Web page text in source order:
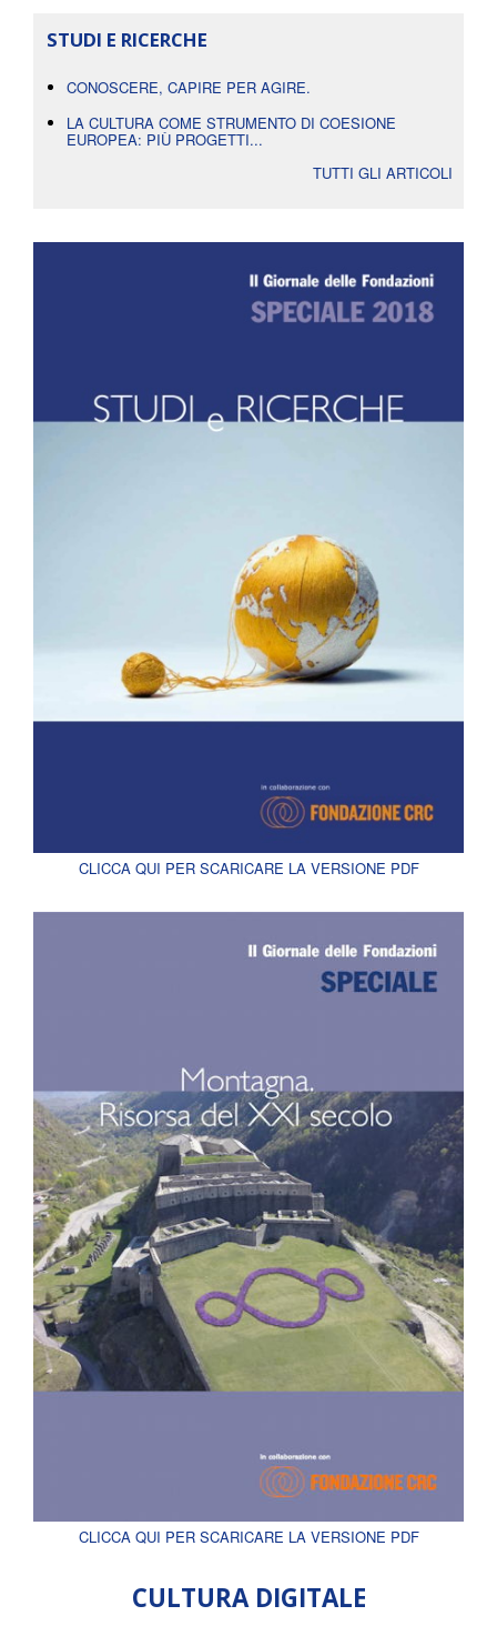
STUDI E RICERCHE
CONOSCERE, CAPIRE PER AGIRE.
LA CULTURA COME STRUMENTO DI COESIONE
EUROPEA: PIÙ PROGETTI...
TUTTI GLI ARTICOLI
CLICCA QUI PER SCARICARE LA VERSIONE PDF
CLICCA QUI PER SCARICARE LA VERSIONE PDF
CULTURA DIGITALE